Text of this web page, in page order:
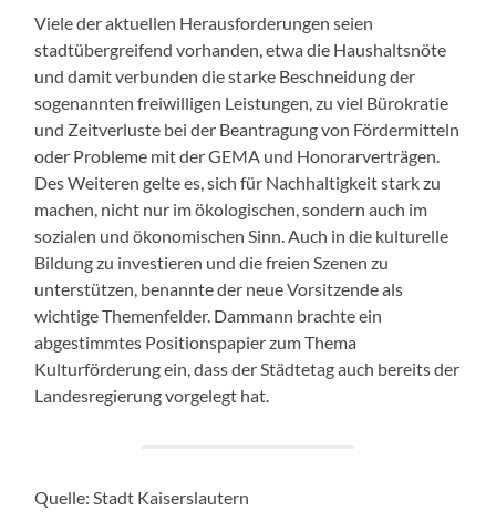
Viele der aktuellen Herausforderungen seien
stadtübergreifend vorhanden, etwa die Haushaltsnöte
und damit verbunden die starke Beschneidung der
sogenannten freiwilligen Leistungen, zu viel Bürokratie
und Zeitverluste bei der Beantragung von Fördermitteln
oder Probleme mit der GEMA und Honorarverträgen.
Des Weiteren gelte es, sich für Nachhaltigkeit stark zu
machen, nicht nur im ökologischen, sondern auch im
sozialen und ökonomischen Sinn. Auch in die kulturelle
Bildung zu investieren und die freien Szenen zu
unterstützen, benannte der neue Vorsitzende als
wichtige Themenfelder. Dammann brachte ein
abgestimmtes Positionspapier zum Thema
Kulturförderung ein, dass der Städtetag auch bereits der
Landesregierung vorgelegt hat.
Quelle: Stadt Kaiserslautern